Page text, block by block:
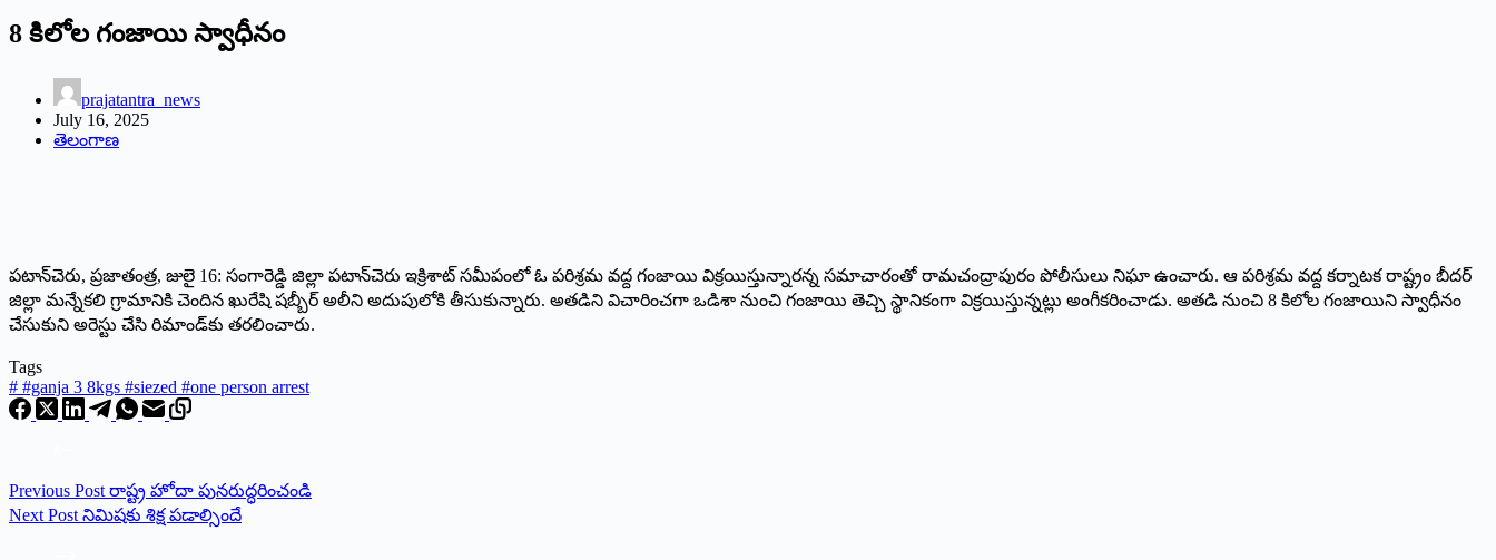
8 కిలోల గంజాయి స్వాధీనం
prajatantra_news
July 16, 2025
తెలంగాణ
పటాన్‌చెరు, ప్రజాతంత్ర, జులై 16: సంగారెడ్డి జిల్లా పటాన్‌చెరు ఇక్రిశాట్‌ సమీపంలో ఓ పరిశ్రమ వద్ద గంజాయి విక్రయిస్తున్నారన్న సమాచారంతో రామచంద్రాపురం పోలీసులు నిఘా ఉంచారు. ఆ పరిశ్రమ వద్ద కర్నాటక రాష్ట్రం బీదర్‌
జిల్లా మన్నేకలి గ్రామానికి చెందిన ఖురేషి షబ్బీర్‌ అలీని అదుపులోకి తీసుకున్నారు. అతడిని విచారించగా ఒడిశా నుంచి గంజాయి తెచ్చి స్థానికంగా విక్రయిస్తున్నట్లు అంగీకరించాడు. అతడి నుంచి 8 కిలోల గంజాయిని స్వాధీనం
చేసుకుని అరెస్టు చేసి రిమాండ్‌కు తరలించారు.
Tags
# #ganja 3 8kgs #siezed #one person arrest
Previous Post రాష్ట్ర హోదా పునరుద్ధరించండి
Next Post నిమిషకు శిక్ష పడాల్సిందే